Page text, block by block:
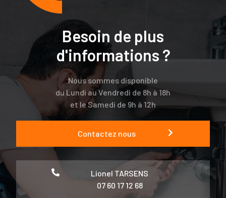
Besoin de plus
d'informations ?
Nous sommes disponible
du Lundi au Vendredi de 8h à 18h
et le Samedi de 9h à 12h
Contactez nous
Lionel TARSENS
07 60 17 12 68